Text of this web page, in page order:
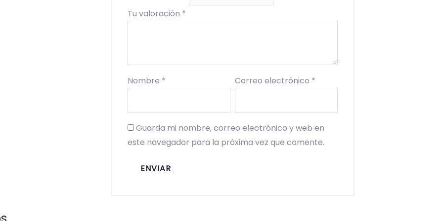
Tu valoración *
Nombre * Correo electrónico *
Guarda mi nombre, correo electrónico y web en
este navegador para la próxima vez que comente.